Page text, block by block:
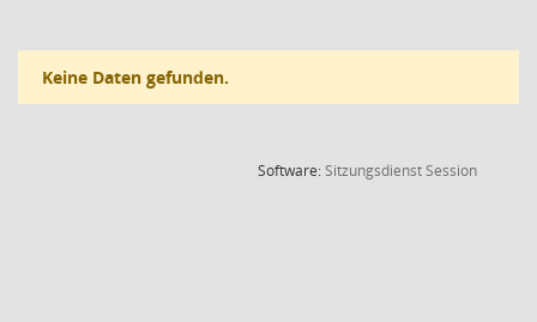
Keine Daten gefunden.
Software:SitzungsdienstSession(Wird in